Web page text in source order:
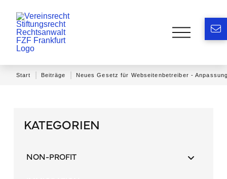
Start Beiträge Neues Gesetz für Webseitenbetreiber -
KATEGORIEN
NON-PROFIT